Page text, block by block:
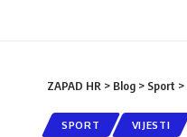
ZAPAD HR > Blog > Sport >
SPORT VIJESTI